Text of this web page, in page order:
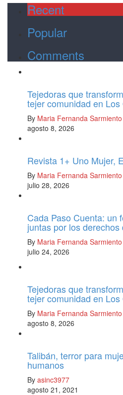
Recent
Popular
Comments
Tejedoras que
tejer comunidad en Los
By Maria Fernanda Sarmiento
agosto 8, 2026
Revista 1+ Uno Mujer,
By Maria Fernanda Sarmiento
julio 28, 2026
Cada Paso Cuenta: un
juntas por los
By Maria Fernanda Sarmiento
julio 24, 2026
Tejedoras que
tejer comunidad en Los
By Maria Fernanda Sarmiento
agosto 8, 2026
Talibán, terror para
humanos
By asinc3977
agosto 21, 2021